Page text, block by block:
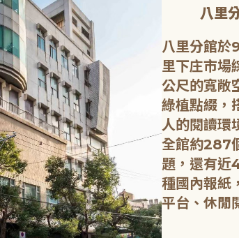
八里
八里分館於
里下庄市場
公尺的寬敞
綠植點綴，
人的閱讀環
全館約287
題，還有近
種國內報紙